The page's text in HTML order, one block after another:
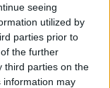
seeing
utilized by
parties prior to
the further
third parties on the
information may